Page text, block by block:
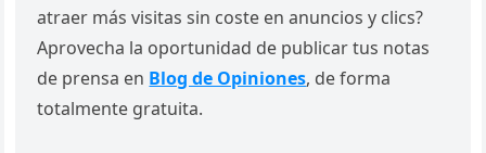
atraer más visitas sin coste en anuncios y clics?
Aprovecha la oportunidad de publicar tus notas
de prensa en Blog de Opiniones, de forma
totalmente gratuita.